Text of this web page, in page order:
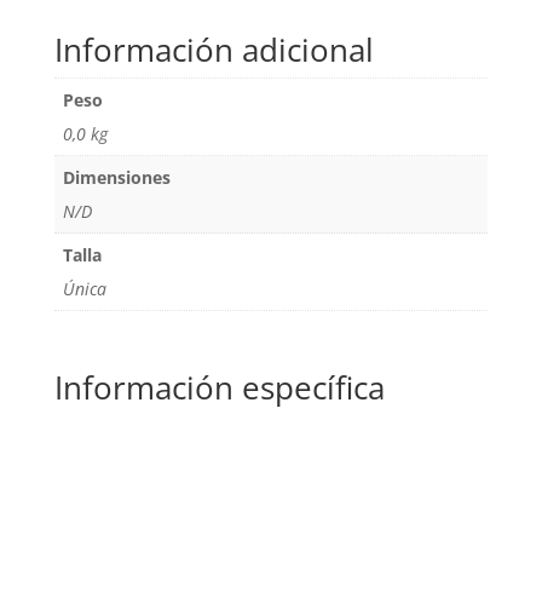
Información adicional
Peso
0,0 kg
Dimensiones
N/D
Talla
Única
Información específica